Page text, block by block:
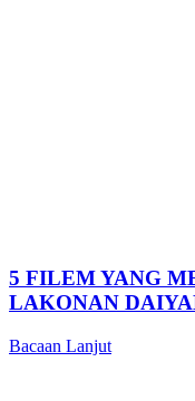
5 FILEM YANG
LAKONAN
Bacaan Lanjut